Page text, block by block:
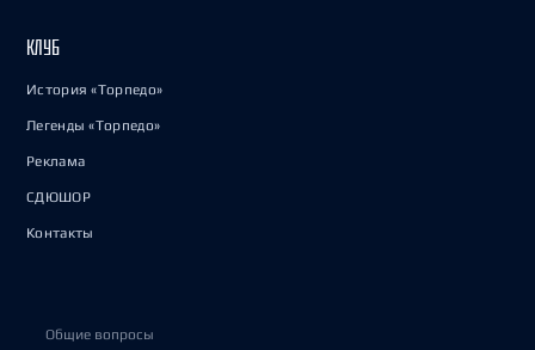
КЛУБ
История «Торпедо»
Легенды «Торпедо»
Реклама
СДЮШОР
Контакты
Общие вопросы